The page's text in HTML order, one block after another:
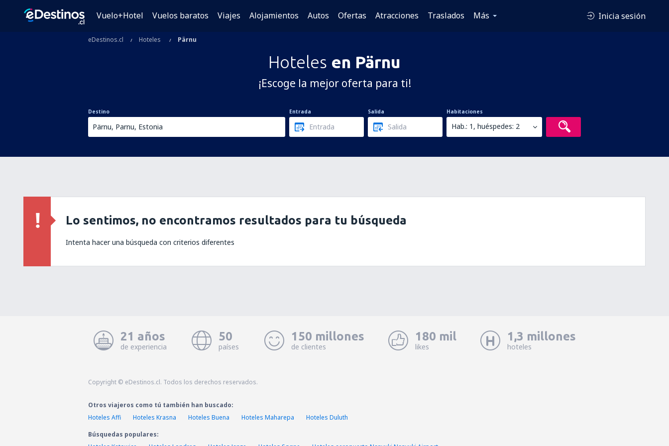
Vuelo+Hotel Vuelos baratos Viajes Alojamientos Autos Ofertas Atracciones Traslados Más Inicia sesión
eDestinos.cl Hoteles Pärnu
Hoteles en Pärnu
¡Escoge la mejor oferta para ti!
Destino Entrada Salida Habitaciones
Hab.: 1, huéspedes: 2
Lo sentimos, no encontramos resultados para tu búsqueda
Intenta hacer una búsqueda con criterios diferentes
21 años
de experiencia
50
países
150 millones
de clientes
180 mil
likes
1,3 millones
hoteles
Copyright © eDestinos.cl. Todos los derechos reservados.
Otros viajeros como tú también han buscado:
Hoteles Affi
Hoteles Krasna Hoteles Buena Hoteles Maharepa
Hoteles Duluth
Búsquedas populares: